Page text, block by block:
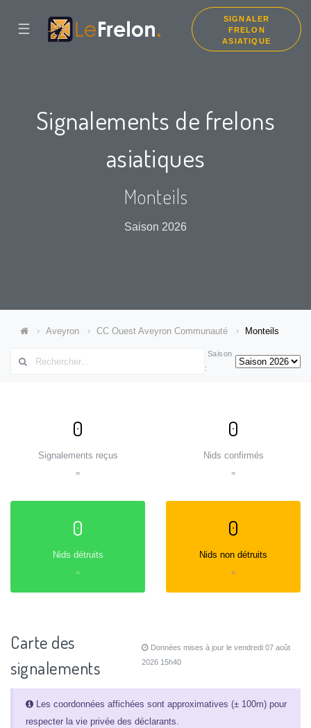
☰
SIGNALER
FRELON
ASIATIQUE
Signalements de frelons
asiatiques
Monteils
Saison 2026
Aveyron CC Ouest Aveyron Communauté Monteils
Saison
:
0
Signalements reçus
=
0
Nids confirmés
=
0
Nids détruits
=
0
Nids non détruits
=
Carte des
signalements
Données mises à jour le vendredi 07 août
2026 15h40
Les coordonnées affichées sont approximatives (± 100m) pour
respecter la vie privée des déclarants.